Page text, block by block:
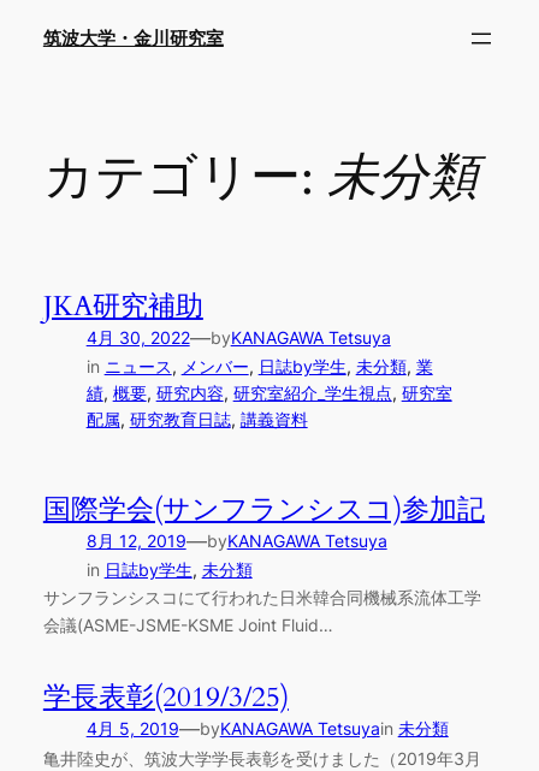
筑波大学・金川研究室
カテゴリー: 未分類
JKA研究補助
4月 30, 2022—byKANAGAWA Tetsuya
in ニュース, メンバー, 日誌by学生, 未分類, 業
績, 概要, 研究内容, 研究室紹介_学生視点, 研究室
配属, 研究教育日誌, 講義資料
国際学会(サンフランシスコ)参加記
8月 12, 2019—byKANAGAWA Tetsuya
in 日誌by学生, 未分類
サンフランシスコにて行われた日米韓合同機械系流体工学
会議(ASME-JSME-KSME Joint Fluid…
学長表彰(2019/3/25)
4月 5, 2019—byKANAGAWA Tetsuyain 未分類
亀井陸史が、筑波大学学長表彰を受けました（2019年3月